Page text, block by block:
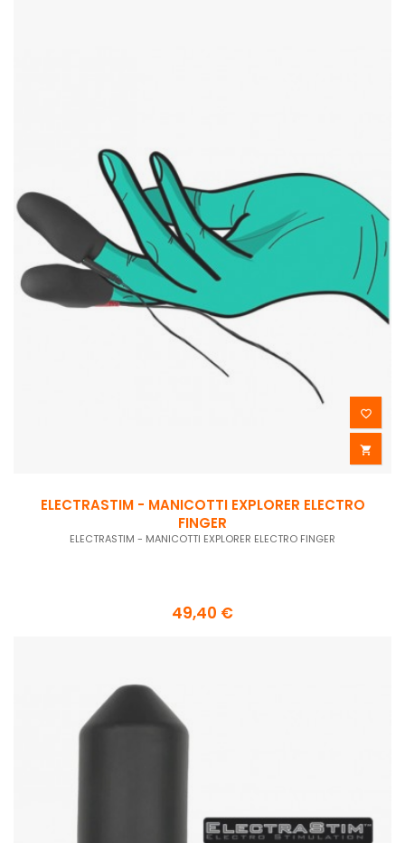


ELECTRASTIM - MANICOTTI EXPLORER ELECTRO
FINGER
ELECTRASTIM - MANICOTTI EXPLORER ELECTRO FINGER
49,40 €